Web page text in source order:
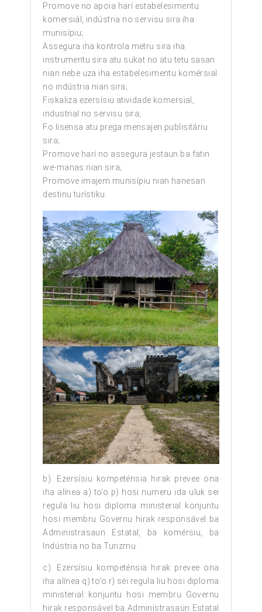
Promove no apoia harí estabelesimentu
komersiál, indústria no servisu sira iha
munisípiu;
Assegura iha kontrola metru sira iha
instrumentu sira atu sukat no atu tetu sasan
nian nebe uza iha estabelesimentu komérsial
no indústria nian sira;
Fiskaliza ezersísiu atividade komersial,
industrial no servisu sira;
Fo lisensa atu prega mensajen publisitáriu
sira;
Promove harí no assegura jestaun ba fatin
we-manas nian sira;
Promove imajem munisípiu nian hanesan
destinu turístiku.
b). Ezersísiu kompeténsia hirak prevee ona
iha alínea a) to’o p) hosi numeru ida uluk sei
regula liu hosi diploma ministerial konjuntu
hosi membru Governu hirak responsável ba
Administrasaun Estatal, ba komérsiu, ba
Indústria no ba Turizmu.
c). Ezersísiu kompeténsia hirak prevee ona
iha alínea q) to’o r) sei regula liu hosi diploma
ministerial konjuntu hosi membru Governu
hirak responsável ba Administrasaun Estatal